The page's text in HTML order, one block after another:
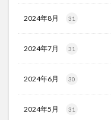
2024年8月 31
2024年7月 31
2024年6月 30
2024年5月 31